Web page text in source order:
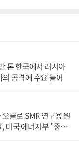
톤 한국에서 러시아
공격에 수요 늘어
클로 SMR 연구용 원
미국 에너지부 "중요